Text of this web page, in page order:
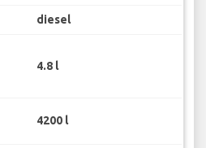
diesel
4.8 l
4200 l